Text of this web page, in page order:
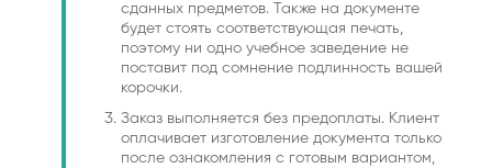
сданных предметов. Также на документе
будет стоять соответствующая печать,
поэтому ни одно учебное заведение не
поставит под сомнение подлинность вашей
корочки.
Заказ выполняется без предоплаты. Клиент
оплачивает изготовление документа только
после ознакомления с готовым вариантом,